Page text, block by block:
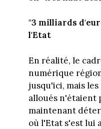
"3 milliards
l'Etat
En réalité, le
numérique
jusqu'ici, mais
alloués n'étaient
maintenant
où l'Etat s'est lui